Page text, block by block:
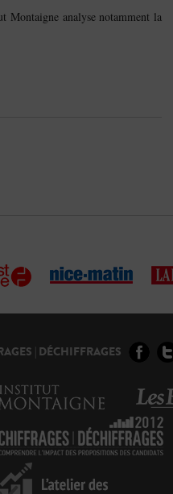
Montaigne analyse notamment la
| DÉCHIFFRAGES